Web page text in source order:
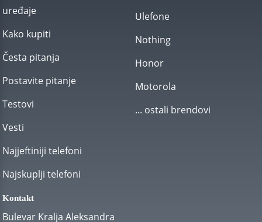
uređaje
Kako kupiti
Česta pitanja
Postavite pitanje
Testovi
Vesti
Najjeftiniji telefoni
Najskuplji telefoni
Ulefone
Nothing
Honor
Motorola
... ostali brendovi
Kontakt
Bulevar Kralja Aleksandra